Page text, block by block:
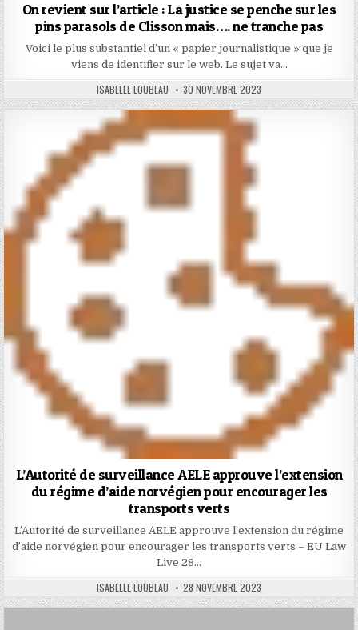
On revient sur l’article : La justice se penche sur les
pins parasols de Clisson mais…. ne tranche pas
Voici le plus substantiel d’un « papier journalistique » que je
viens de identifier sur le web. Le sujet va…
AUTHOR:
ISABELLE LOUBEAU PUBLISHED
DATE:
30 NOVEMBRE 2023
L’Autorité de surveillance AELE approuve l’extension
du régime d’aide norvégien pour encourager les
transports verts
L’Autorité de surveillance AELE approuve l’extension du régime
d’aide norvégien pour encourager les transports verts – EU Law
Live 28…
AUTHOR:
ISABELLE LOUBEAU PUBLISHED
DATE:
28 NOVEMBRE 2023